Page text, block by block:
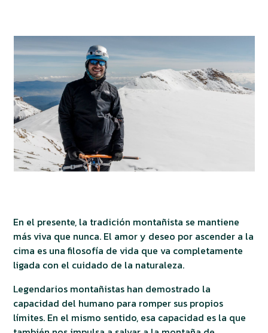
En el presente, la tradición montañista se mantiene
más viva que nunca. El amor y deseo por ascender a la
cima es una filosofía de vida que va completamente
ligada con el cuidado de la naturaleza.
Legendarios montañistas han demostrado la
capacidad del humano para romper sus propios
límites. En el mismo sentido, esa capacidad es la que